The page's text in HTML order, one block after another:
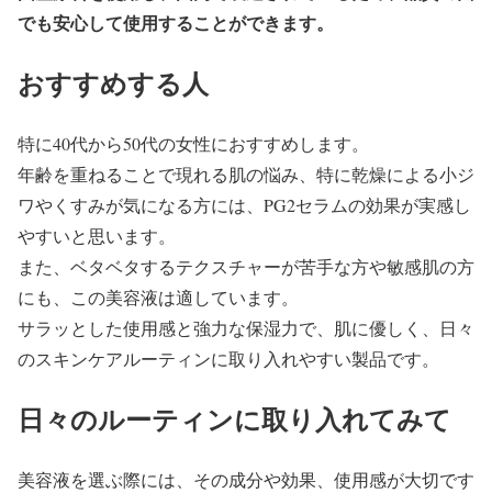
でも安心して使用することができます。
おすすめする人
特に40代から50代の女性におすすめします。
年齢を重ねることで現れる肌の悩み、特に乾燥による小ジ
ワやくすみが気になる方には、PG2セラムの効果が実感し
やすいと思います。
また、ベタベタするテクスチャーが苦手な方や敏感肌の方
にも、この美容液は適しています。
サラッとした使用感と強力な保湿力で、肌に優しく、日々
のスキンケアルーティンに取り入れやすい製品です。
日々のルーティンに取り入れてみて
美容液を選ぶ際には、その成分や効果、使用感が大切です